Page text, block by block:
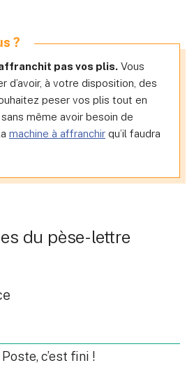
?
pas vos plis. Vous
d’avoir, à votre disposition, des
peser vos plis tout en
même avoir besoin de
machine à affranchir qu’il faudra
du pèse-lettre
c’est fini !